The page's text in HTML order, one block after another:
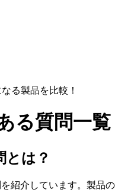
る製品を比較！
る質問一覧
とは？
紹介しています。製品